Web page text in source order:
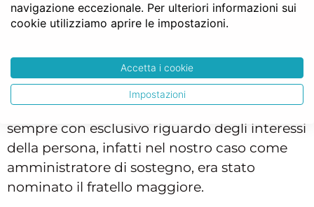
importanza perché prepara e presenta il
ricorso al giudice tutelare che, da quel che
questi casi, per avere la designazione
dell’amministrazione di sostegno. La scelta
dell’amministratore di sostegno avviene
sempre con esclusivo riguardo degli interessi
della persona, infatti nel nostro caso come
amministratore di sostegno, era stato
nominato il fratello maggiore.
navigazione eccezionale. Per ulteriori informazioni sui
cookie utilizziamo aprire le impostazioni.
Accetta i cookie
Impostazioni